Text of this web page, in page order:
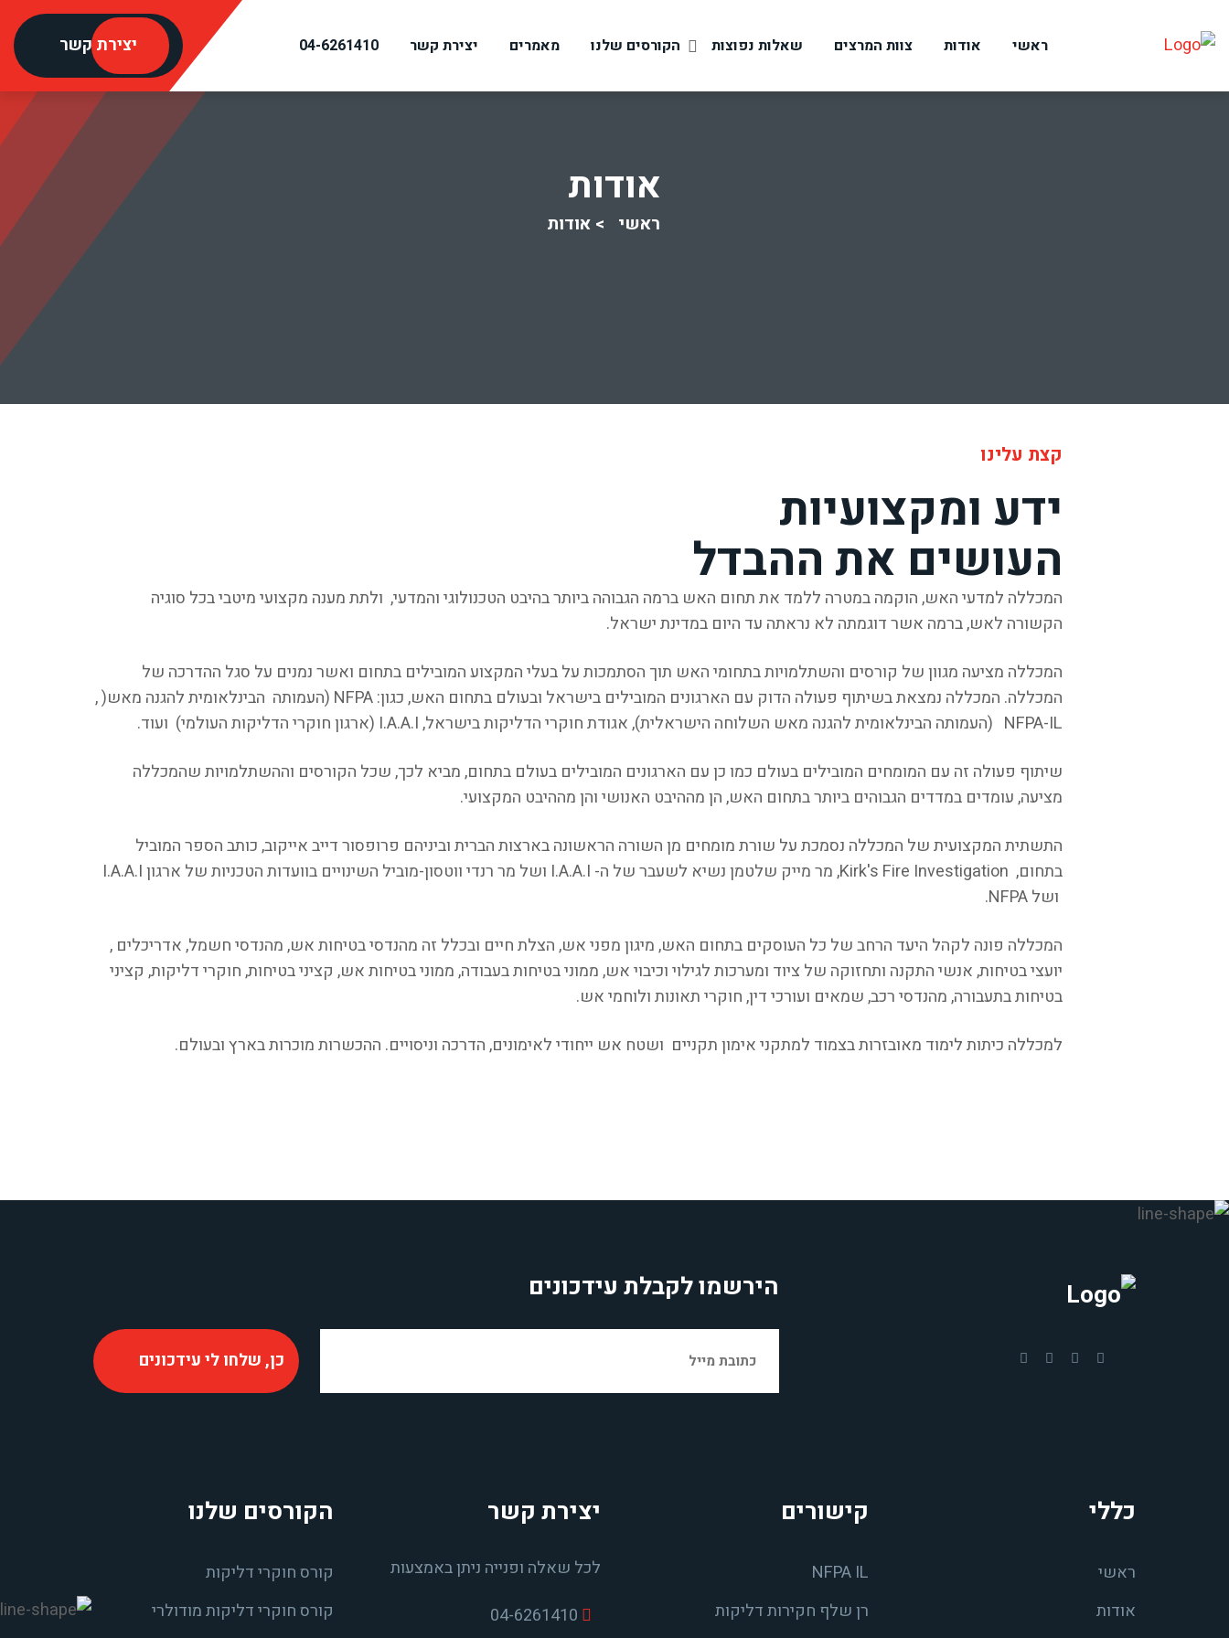
ראשי אודות צוות המרצים שאלות נפוצות הקורסים שלנו מאמרים יצירת קשר 04-6261410 יצירת קשר
אודות
ראשי אודות
קצת עלינו
ידע ומקצועיות
העושים את ההבדל
המכללה למדעי האש, הוקמה במטרה ללמד את תחום האש ברמה הגבוהה ביותר בהיבט הטכנולוגי והמדעי, ולתת מענה מקצועי מיטבי בכל סוגיה
הקשורה לאש, ברמה אשר דוגמתה לא נראתה עד היום במדינת ישראל.
המכללה מציעה מגוון של קורסים והשתלמויות בתחומי האש תוך הסתמכות על בעלי המקצוע המובילים בתחום ואשר נמנים על סגל ההדרכה של
המכללה. המכללה נמצאת בשיתוף פעולה הדוק עם הארגונים המובילים בישראל ובעולם בתחום האש, כגון: NFPA (העמותה הבינלאומית להגנה מאש( ,
NFPA-IL (העמותה הבינלאומית להגנה מאש השלוחה הישראלית), אגודת חוקרי הדליקות בישראל, I.A.A.I (ארגון חוקרי הדליקות העולמי) ועוד.
שיתוף פעולה זה עם המומחים המובילים בעולם כמו כן עם הארגונים המובילים בעולם בתחום, מביא לכך, שכל הקורסים וההשתלמויות שהמכללה
מציעה, עומדים במדדים הגבוהים ביותר בתחום האש, הן מההיבט האנושי והן מההיבט המקצועי.
התשתית המקצועית של המכללה נסמכת על שורת מומחים מן השורה הראשונה בארצות הברית וביניהם פרופסור דייב אייקוב, כותב הספר המוביל
בתחום, Kirk's Fire Investigation, מר מייק שלטמן נשיא לשעבר של ה- I.A.A.I ושל מר רנדי ווטסון­-מוביל השינויים בוועדות הטכניות של ארגון I.A.A.I
ושל NFPA.
המכללה פונה לקהל היעד הרחב של כל העוסקים בתחום האש, מיגון מפני אש, הצלת חיים ובכלל זה מהנדסי בטיחות אש, מהנדסי חשמל, אדריכלים ,
יועצי בטיחות, אנשי התקנה ותחזוקה של ציוד ומערכות לגילוי וכיבוי אש, ממוני בטיחות בעבודה, ממוני בטיחות אש, קציני בטיחות, חוקרי דליקות, קציני
בטיחות בתעבורה, מהנדסי רכב, שמאים ועורכי דין, חוקרי תאונות ולוחמי אש.
למכללה כיתות לימוד מאובזרות בצמוד למתקני אימון תקניים ושטח אש ייחודי לאימונים, הדרכה וניסויים. ההכשרות מוכרות בארץ ובעולם.
הירשמו לקבלת עידכונים
כללי
ראשי
אודות
קישורים
NFPA IL
רן שלף חקירות דליקות
יצירת קשר
לכל שאלה ופנייה ניתן באמצעות
הקורסים שלנו
קורס חוקרי דליקות
קורס חוקרי דליקות מודולרי